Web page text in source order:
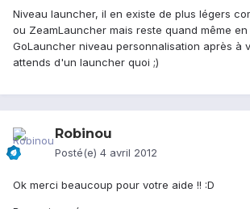
Niveau launcher, il en existe de plus légers
ou ZeamLauncher mais reste quand même
GoLauncher niveau personnalisation après à
attends d'un launcher quoi ;)
Robinou
Posté(e) 4 avril 2012
Ok merci beaucoup pour votre aide !! :D